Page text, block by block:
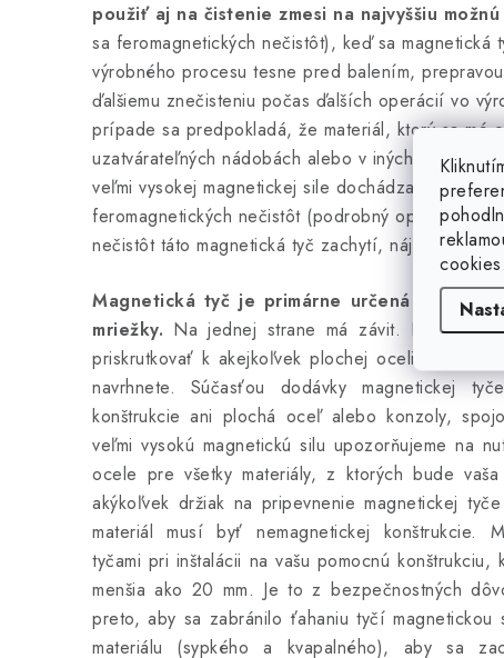
cookies.
použiť aj na čistenie zmesi na najvyššiu
sa feromagnetických nečistôt), keď sa magnetická
výrobného procesu tesne pred balením,
ďalšiemu znečisteniu počas ďalších operácií vo
prípade sa predpokladá, že materiál, ktorý sa má
uzatvárateľných nádobách alebo v iných
veľmi vysokej magnetickej sile dochádza k
feromagnetických nečistôt (podrobný opis toho,
nečistôt táto magnetická tyč zachytí, nájdete
Magnetická tyč je primárne určená na
mriežky. Na jednej strane má závit. Pomocou
priskrutkovať k akejkoľvek plochej oceli alebo inej
navrhnete. Súčasťou dodávky magnetickej
konštrukcie ani plochá oceľ alebo konzoly,
veľmi vysokú magnetickú silu upozorňujeme na
ocele pre všetky materiály, z ktorých bude vaša
akýkoľvek držiak na pripevnenie magnetickej
materiál musí byť nemagnetickej konštrukcie.
tyčami pri inštalácii na vašu pomocnú
menšia ako 20 mm. Je to z bezpečnostných
preto, aby sa zabránilo ťahaniu tyčí magnetickou
materiálu (sypkého a kvapalného), aby sa